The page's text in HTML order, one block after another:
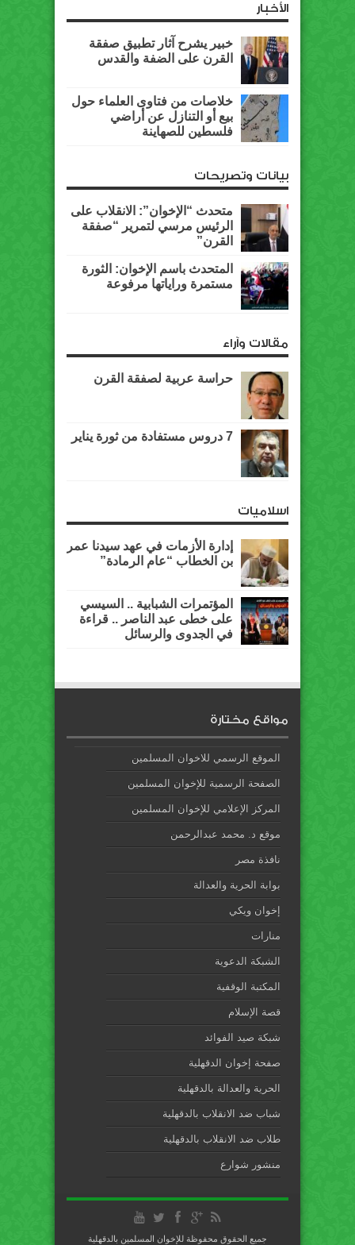
الأخبار
خبير يشرح آثار تطبيق صفقة
القرن على الضفة والقدس
خلاصات من فتاوى العلماء حول
بيع أو التنازل عن أراضي
فلسطين للصهاينة
بيانات وتصريحات
متحدث “الإخوان”: الانقلاب على
الرئيس مرسي لتمرير “صفقة
القرن”
المتحدث باسم الإخوان: الثورة
مستمرة وراياتها مرفوعة
مقالات وآراء
حراسة عربية لصفقة القرن
7 دروس مستفادة من ثورة يناير
اسلاميات
إدارة الأزمات في عهد سيدنا عمر
بن الخطاب “عام الرمادة”
المؤتمرات الشبابية .. السيسي
على خطى عبد الناصر .. قراءة
في الجدوى والرسائل
مواقع مختارة
الموقع الرسمي للاخوان المسلمين
الصفحة الرسمية للإخوان المسلمين
المركز الإعلامي للإخوان المسلمين
موقع د. محمد عبدالرحمن
نافذة مصر
بوابة الحرية والعدالة
إخوان ويكي
منارات
الشبكة الدعوية
المكتبة الوقفية
قصة الإسلام
شبكة صيد الفوائد
صفحة إخوان الدقهلية
الحرية والعدالة بالدقهلية
شباب ضد الانقلاب بالدقهلية
طلاب ضد الانقلاب بالدقهلية
منشور شوارع
جميع الحقوق محفوظة للإخوان المسلمين بالدقهلية